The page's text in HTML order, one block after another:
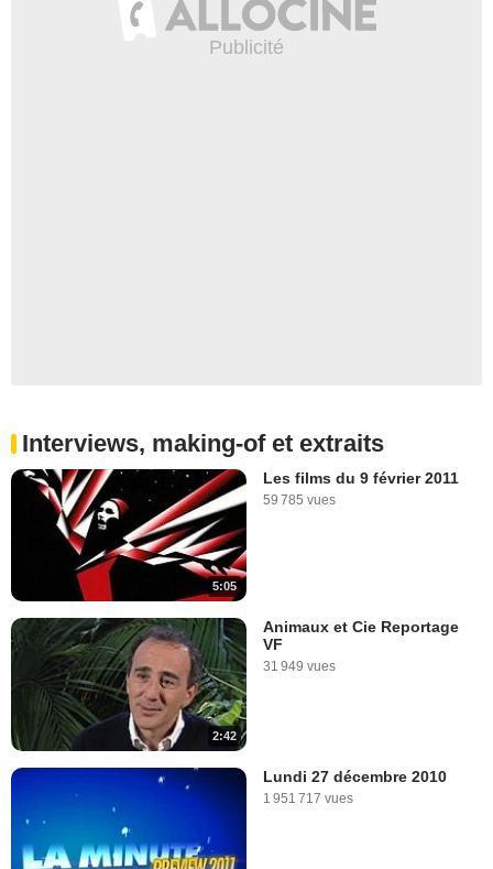
Interviews, making-of et extraits
5:05
Les films du 9 février 2011
59 785 vues
2:42
Animaux et Cie Reportage
VF
31 949 vues
Lundi 27 décembre 2010
1 951 717 vues